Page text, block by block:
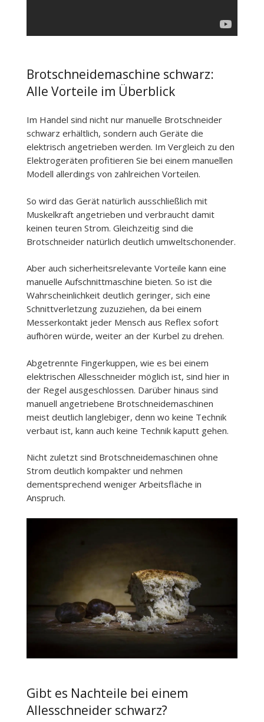
Brotschneidemaschine schwarz:
Alle Vorteile im Überblick
Im Handel sind nicht nur manuelle Brotschneider
schwarz erhältlich, sondern auch Geräte die
elektrisch angetrieben werden. Im Vergleich zu den
Elektrogeräten profitieren Sie bei einem manuellen
Modell allerdings von zahlreichen Vorteilen.
So wird das Gerät natürlich ausschließlich mit
Muskelkraft angetrieben und verbraucht damit
keinen teuren Strom. Gleichzeitig sind die
Brotschneider natürlich deutlich umweltschonender.
Aber auch sicherheitsrelevante Vorteile kann eine
manuelle Aufschnittmaschine bieten. So ist die
Wahrscheinlichkeit deutlich geringer, sich eine
Schnittverletzung zuzuziehen, da bei einem
Messerkontakt jeder Mensch aus Reflex sofort
aufhören würde, weiter an der Kurbel zu drehen.
Abgetrennte Fingerkuppen, wie es bei einem
elektrischen Allesschneider möglich ist, sind hier in
der Regel ausgeschlossen. Darüber hinaus sind
manuell angetriebene Brotschneidemaschinen
meist deutlich langlebiger, denn wo keine Technik
verbaut ist, kann auch keine Technik kaputt gehen.
Nicht zuletzt sind Brotschneidemaschinen ohne
Strom deutlich kompakter und nehmen
dementsprechend weniger Arbeitsfläche in
Anspruch.
Gibt es Nachteile bei einem
Allesschneider schwarz?